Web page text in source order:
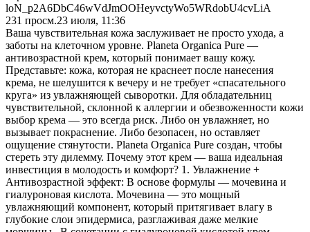
loN_p2A6DbC46wVdJmOOHeyvctyWo5WRdobU4cvLiA
231 просм.23 июля, 11:36
Ваша чувствительная кожа заслуживает не просто ухода, а
заботы на клеточном уровне. Planeta Organica Pure —
антивозрастной крем, который понимает вашу кожу.
Представьте: кожа, которая не краснеет после нанесения
крема, не шелушится к вечеру и не требует «спасательного
круга» из увлажняющей сыворотки. Для обладательниц
чувствительной, склонной к аллергии и обезвоженности кожи
выбор крема — это всегда риск. Либо он увлажняет, но
вызывает покраснение. Либо безопасен, но оставляет
ощущение стянутости. Planeta Organica Pure создан, чтобы
стереть эту дилемму. Почему этот крем — ваша идеальная
инвестиция в молодость и комфорт? 1. Увлажнение +
Антивозрастной эффект: В основе формулы — мочевина и
гиалуроновая кислота. Мочевина — это мощный
увлажняющий компонент, который притягивает влагу в
глубокие слои эпидермиса, разглаживая даже мелкие